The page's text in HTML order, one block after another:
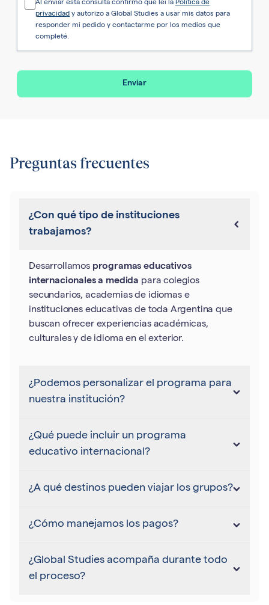
Al enviar esta consulta confirmo que leí la Política de
privacidad y autorizo a Global Studies a usar mis datos para
responder mi pedido y contactarme por los medios que
completé.
Enviar
Preguntas frecuentes
¿Con qué tipo de instituciones
trabajamos?
Desarrollamos programas educativos
internacionales a medida para colegios
secundarios, academias de idiomas e
instituciones educativas de toda Argentina que
buscan ofrecer experiencias académicas,
culturales y de idioma en el exterior.
¿Podemos personalizar el programa para
nuestra institución?
¿Qué puede incluir un programa
educativo internacional?
¿A qué destinos pueden viajar los grupos?
¿Cómo manejamos los pagos?
¿Global Studies acompaña durante todo
el proceso?